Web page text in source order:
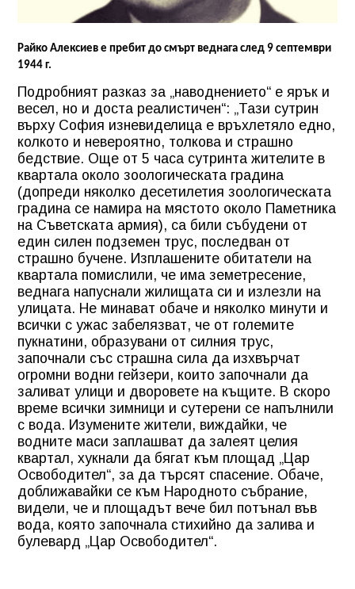
Райко Алексиев е пребит до смърт веднага след 9 септември
1944 г.
Подробният разказ за „наводнението“ е ярък и
весел, но и доста реалистичен“: „Тази сутрин
върху София изневиделица е връхлетяло едно,
колкото и невероятно, толкова и страшно
бедствие. Още от 5 часа сутринта жителите в
квартала около зоологическата градина
(допреди няколко десетилетия зоологическата
градина се намира на мястото около Паметника
на Съветската армия), са били събудени от
един силен подземен трус, последван от
страшно бучене. Изплашените обитатели на
квартала помислили, че има земетресение,
веднага напуснали жилищата си и излезли на
улицата. Не минават обаче и няколко минути и
всички с ужас забелязват, че от големите
пукнатини, образувани от силния трус,
започнали със страшна сила да изхвърчат
огромни водни гейзери, които започнали да
заливат улици и дворовете на къщите. В скоро
време всички зимници и сутерени се напълнили
с вода. Изумените жители, виждайки, че
водните маси заплашват да залеят целия
квартал, хукнали да бягат към площад „Цар
Освободител“, за да търсят спасение. Обаче,
доближавайки се към Народното събрание,
видели, че и площадът вече бил потънал във
вода, която започнала стихийно да залива и
булевард „Цар Освободител“.